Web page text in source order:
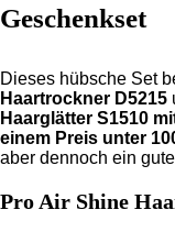
Geschenkset
Dieses hübsche Set
Haartrockner D5215
Haarglätter S1510
einem Preis unter
aber dennoch ein
Pro Air Shine